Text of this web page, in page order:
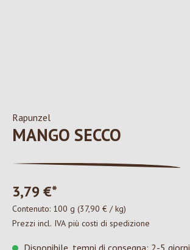
Rapunzel
MANGO SECCO
3,79 €*
Contenuto: 100 g (37,90 € / kg)
Prezzi incl. IVA più costi di spedizione
Disponibile, tempi di consegna: 2-5 giorni